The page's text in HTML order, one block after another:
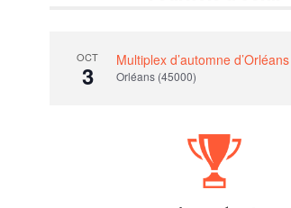
OCT
3
Multiplex d’automne d’Orléans
Orléans (45000)